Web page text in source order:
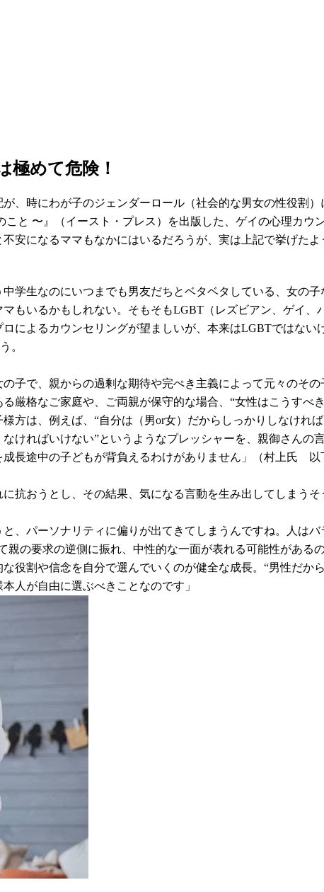
極めて危険！
、時にわが子のジェンダーロール（社会的な男女の性役割
と 〜』（イースト・プレス）を出版した、ゲイの心理カウ
安になるママもなかにはいるだろうが、実は上記で挙げた
学生なのにいつまでも男友だちとベタベタしている、女の
もいるかもしれない。そもそもLGBT（レズビアン、ゲイ、
によるカウンセリングが望ましいが、本来はLGBTではな
。
子で、親からの過剰な期待や完ぺき主義によって元々のそ
厳格なご家庭や、ご両親が保守的な場合、“女性はこうすべ
方は、例えば、“自分は（男or女）だからしっかりしなけれ
ければいけない”というようなプレッシャーを、親御さんの
長途中の子どもが背負えるわけがありません」（村上氏 以
抗おうとし、その結果、気になる言動を生み出してしまうそ
、パーソナリティに偏りが出てきてしまうんですね。人は
親の要求の逆側に振れ、中性的な一面が表れる可能性がある
役割や信念を自分で選んでいくのが健全な成長。“男性だか
人が自由に選ぶべきことなのです」